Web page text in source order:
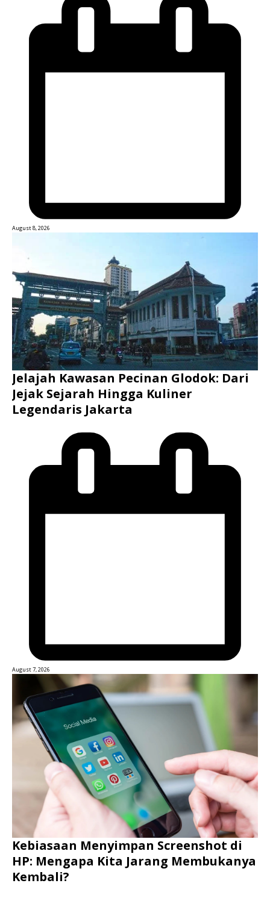
August 8, 2026
Jelajah Kawasan Pecinan Glodok: Dari
Jejak Sejarah Hingga Kuliner
Legendaris Jakarta
August 7, 2026
Kebiasaan Menyimpan Screenshot di
HP: Mengapa Kita Jarang Membukanya
Kembali?